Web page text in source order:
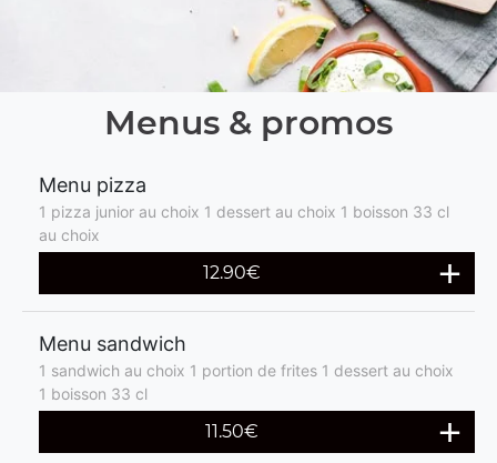
Menus & promos
Menu pizza
1 pizza junior au choix 1 dessert au choix 1 boisson 33 cl
au choix
12.90€
Menu sandwich
1 sandwich au choix 1 portion de frites 1 dessert au choix
1 boisson 33 cl
11.50€